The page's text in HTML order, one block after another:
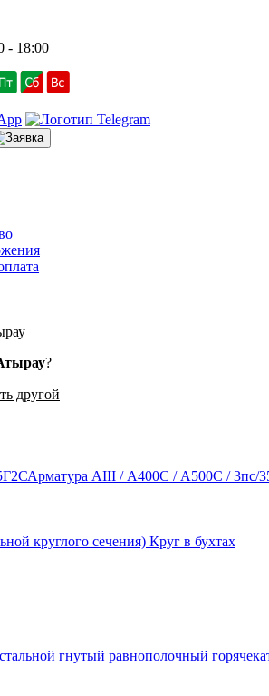
- 18:00
?
другой
Арматура АIII / А400С / А500С / 3пс/
круглого сечения) Круг в бухтах
гнутый равнополочный